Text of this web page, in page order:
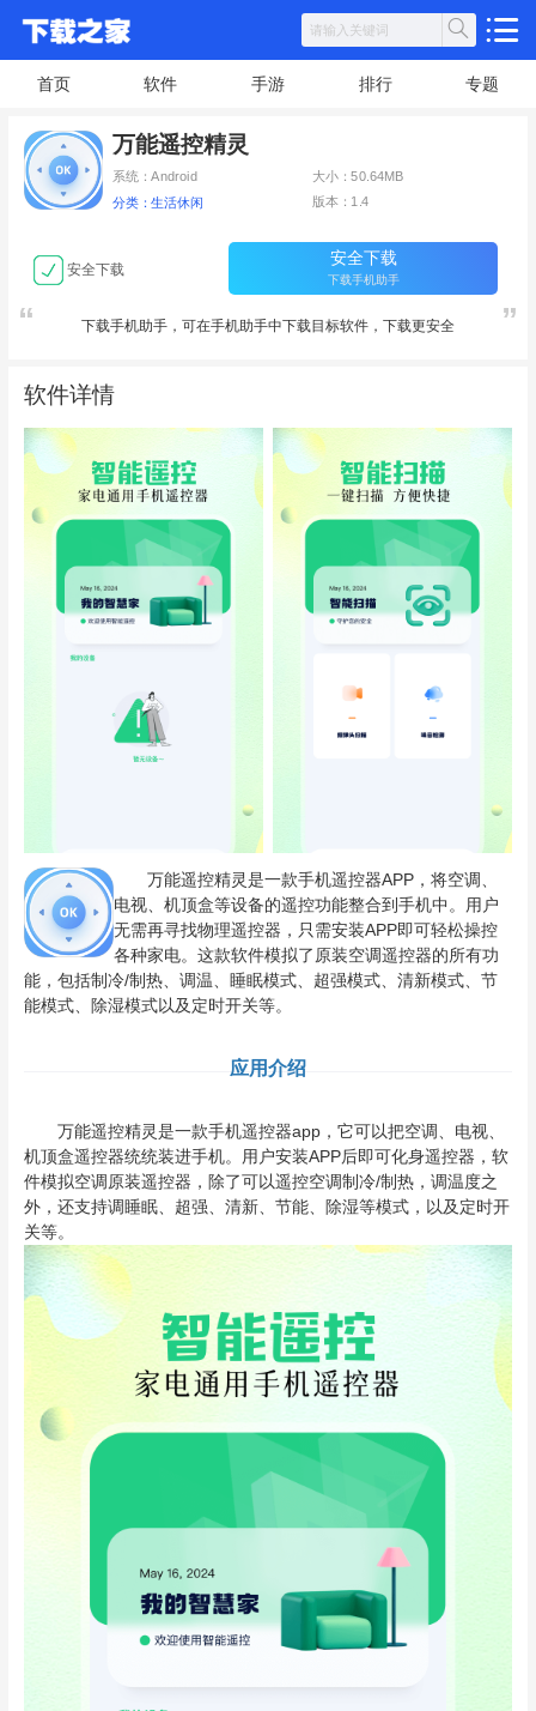
首页 软件 手游 排行 专题
万能遥控精灵
系统：Android 大小：50.64MB
分类：生活休闲 版本：1.4
安全下载
安全下载
下载手机助手
下载手机助手，可在手机助手中下载目标软件，下载更安全
软件详情
万能遥控精灵是一款手机遥控器APP，将空调、
电视、机顶盒等设备的遥控功能整合到手机中。用户
无需再寻找物理遥控器，只需安装APP即可轻松操控
各种家电。这款软件模拟了原装空调遥控器的所有功
能，包括制冷/制热、调温、睡眠模式、超强模式、清新模式、节
能模式、除湿模式以及定时开关等。
应用介绍
万能遥控精灵是一款手机遥控器app，它可以把空调、电视、
机顶盒遥控器统统装进手机。用户安装APP后即可化身遥控器，软
件模拟空调原装遥控器，除了可以遥控空调制冷/制热，调温度之
外，还支持调睡眠、超强、清新、节能、除湿等模式，以及定时开
关等。